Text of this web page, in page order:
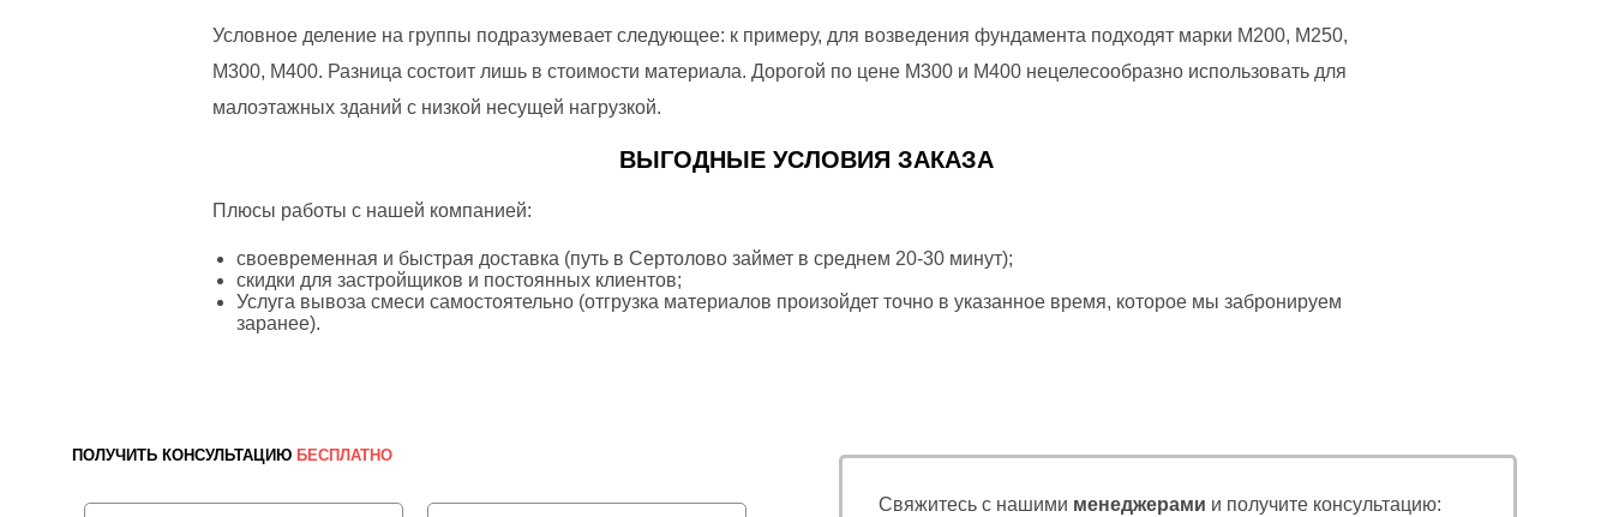
Условное деление на группы подразумевает следующее: к примеру, для возведения фундамента подходят марки М200, М250,
М300, М400. Разница состоит лишь в стоимости материала. Дорогой по цене М300 и М400 нецелесообразно использовать для
малоэтажных зданий с низкой несущей нагрузкой.
ВЫГОДНЫЕ УСЛОВИЯ ЗАКАЗА
Плюсы работы с нашей компанией:
своевременная и быстрая доставка (путь в Сертолово займет в среднем 20-30 минут);
скидки для застройщиков и постоянных клиентов;
Услуга вывоза смеси самостоятельно (отгрузка материалов произойдет точно в указанное время, которое мы забронируем
заранее).
ПОЛУЧИТЬ КОНСУЛЬТАЦИЮ БЕСПЛАТНО
Свяжитесь с нашими менеджерами и получите консультацию: